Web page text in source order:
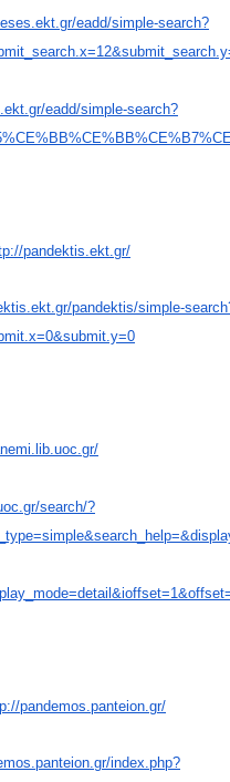
eadd/simple-search?
eadd/simple-search?
pandektis.ekt.gr/
pandektis/simple-
search/?
pandemos.panteion.gr/
index.php?